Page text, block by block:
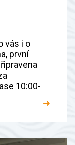
vás i o
první
10:00-
➜